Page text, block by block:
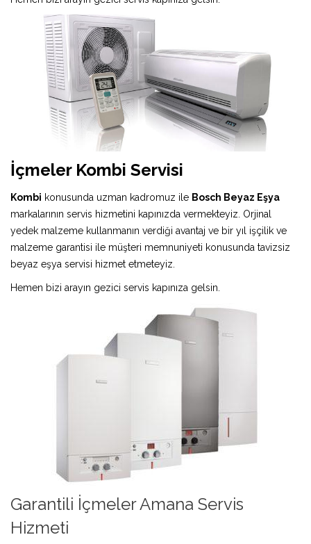
İçmeler Kombi Servisi
Kombi konusunda uzman kadromuz ile Bosch Beyaz Eşya
markalarının servis hizmetini kapınızda vermekteyiz. Orjinal
yedek malzeme kullanmanın verdiği avantaj ve bir yıl işçilik ve
malzeme garantisi ile müşteri memnuniyeti konusunda tavizsiz
beyaz eşya servisi hizmet etmeteyiz.
Hemen bizi arayın gezici servis kapınıza gelsin.
Garantili İçmeler Amana Servis
Hizmeti